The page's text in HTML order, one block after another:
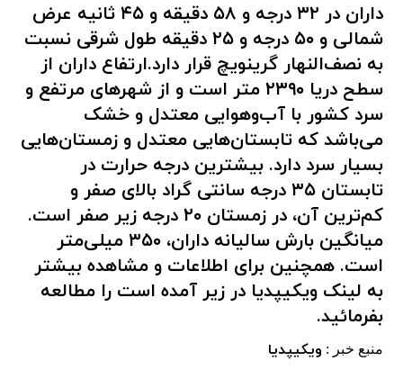
داران در ۳۲ درجه و ۵۸ دقیقه و ۴۵ ثانیه عرض
شمالی و ۵۰ درجه و ۲۵ دقیقه طول شرقی نسبت
به نصف‌النهار گرینویچ قرار دارد.ارتفاع داران از
سطح دریا ۲۳۹۰ متر است و از شهرهای مرتفع و
سرد کشور با آب‌وهوایی معتدل و خشک
می‌باشد که تابستان‌هایی معتدل و زمستان‌هایی
بسیار سرد دارد. بیشترین درجه حرارت در
تابستان ۳۵ درجه سانتی گراد بالای صفر و
کم‌ترین آن، در زمستان ۲۰ درجه زیر صفر است.
میانگین بارش سالیانه داران، ۳۵۰ میلی‌متر
است. همچنین برای اطلاعات و مشاهده بیشتر
به لینک ویکیپدیا در زیر آمده است را مطالعه
بفرمائید.
منبع خبر : ویکیپدیا